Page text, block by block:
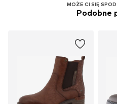
MOŻE CI SIĘ
Podobne